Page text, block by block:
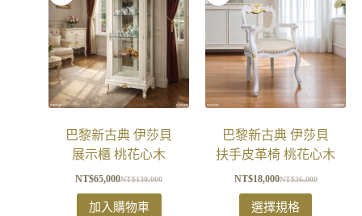
巴黎新古典 伊莎貝
展示櫃 桃花心木
NT$130,000
NT$65,000
加入購物車
巴黎新古典 伊莎貝
扶手皮革椅 桃花心木
NT$36,000
NT$18,000
選擇規格